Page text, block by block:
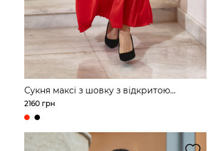
Сукня максі з шовку з відкритою
спиною
2160 грн